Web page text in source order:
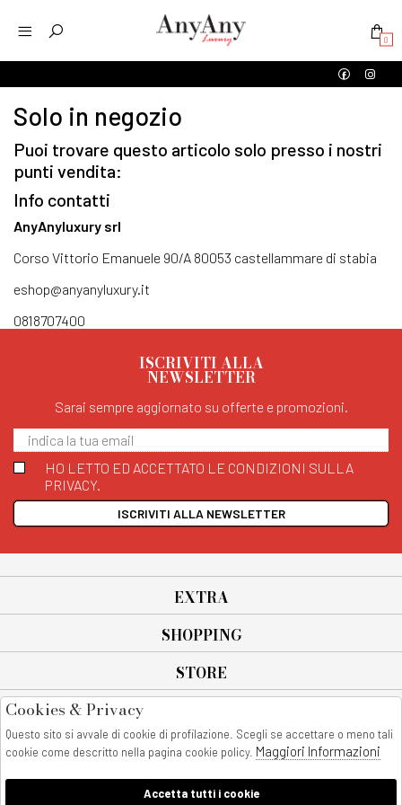
0
Solo in negozio
Puoi trovare questo articolo solo presso i nostri
punti vendita:
Info contatti
AnyAnyluxury srl
Corso Vittorio Emanuele 90/A 80053 castellammare di stabia
eshop@anyanyluxury.it
0818707400
ISCRIVITI ALLA
NEWSLETTER
Sarai sempre aggiornato su offerte e promozioni.
HO LETTO ED ACCETTATO LE CONDIZIONI SULLA
PRIVACY.
ISCRIVITI ALLA NEWSLETTER
EXTRA
SHOPPING
STORE
All rights reserved - © Copyright 2026
AnyAnyluxury srl - Sede Legale: Corso Vittorio Emanuele 90/A - 80053
castellammare di stabia - Italia
Cookies & Privacy
Questo sito si avvale di cookie di profilazione. Scegli se accettare o meno tali
cookie come descritto nella pagina cookie policy. Maggiori Informazioni
Accetta tutti i cookie